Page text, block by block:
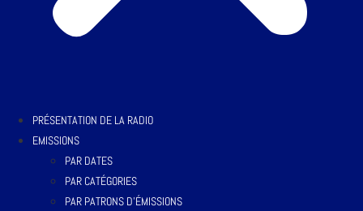
PRÉSENTATION DE LA RADIO
EMISSIONS
PAR DATES
PAR CATÉGORIES
PAR PATRONS D’ÉMISSIONS